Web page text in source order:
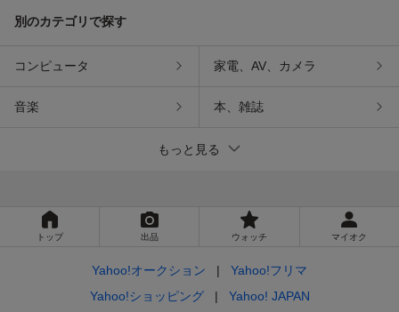
別のカテゴリで探す
コンピュータ 家電、AV、カメラ
音楽 本、雑誌
もっと見る
トップ 出品 ウォッチ マイオク
Yahoo!オークション
Yahoo!フリマ
Yahoo!ショッピング
Yahoo! JAPAN